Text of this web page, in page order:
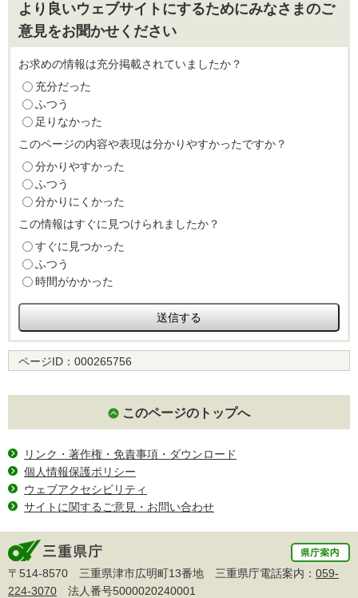
より良いウェブサイトにするためにみなさまのご
意見をお聞かせください
お求めの情報は充分掲載されていましたか？
充分だった
ふつう
足りなかった
このページの内容や表現は分かりやすかったですか？
分かりやすかった
ふつう
分かりにくかった
この情報はすぐに見つけられましたか？
すぐに見つかった
ふつう
時間がかかった
ページID： 000265756
このページのトップへ
リンク・著作権・免責事項・ダウンロード
個人情報保護ポリシー
ウェブアクセシビリティ
サイトに関するご意見・お問い合わせ
〒514-8570 三重県津市広明町13番地 三重県庁電話案内： 059-
224-3070 法人番号5000020240001